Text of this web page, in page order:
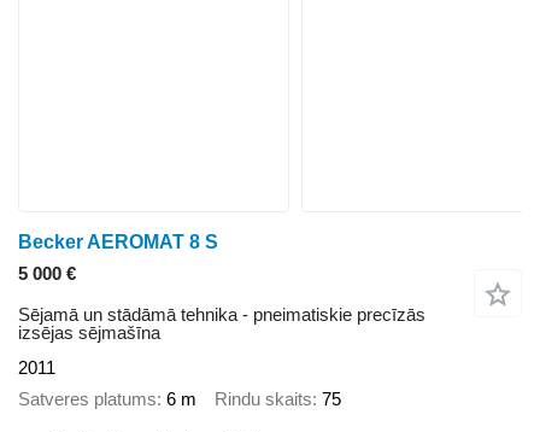
Becker AEROMAT 8 S
5 000 €
Sējamā un stādāmā tehnika - pneimatiskie precīzās
izsējas sējmašīna
2011
Satveres platums 6 m Rindu skaits 75